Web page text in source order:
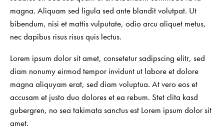
magna. Aliquam sed ligula sed ante blandit volutpat. Ut
bibendum, nisi et mattis vulputate, odio arcu aliquet metus,
nec dapibus risus risus quis lectus.
Lorem ipsum dolor sit amet, consetetur sadipscing elitr, sed
diam nonumy eirmod tempor invidunt ut labore et dolore
magna aliquyam erat, sed diam voluptua. At vero eos et
accusam et justo duo dolores et ea rebum. Stet clita kasd
gubergren, no sea takimata sanctus est Lorem ipsum dolor sit
amet.